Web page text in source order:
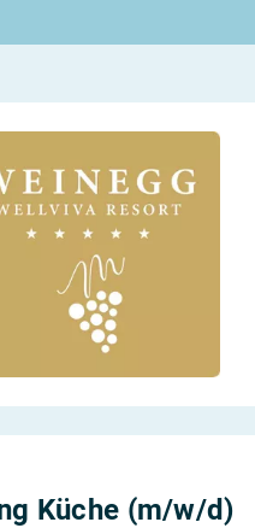
finden
um Berufe
Berufs-Check starten
Küche (m/w/d)